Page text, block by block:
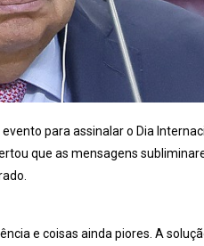
para assinalar o Dia
que as mensagens
e coisas ainda piores. A